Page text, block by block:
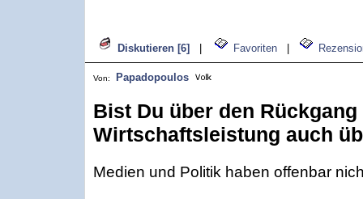
Diskutieren [6] Favoriten
Von: Papadopoulos
Bist Du über den Rückgang
Wirtschaftsleistung auch
Medien und Politik haben offenbar